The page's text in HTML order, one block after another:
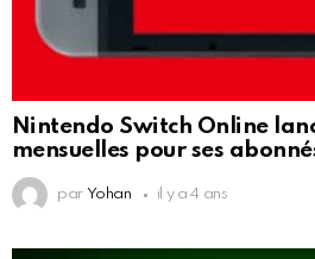
Nintendo Switch Online
mensuelles pour ses
par Yohan il y a 4 ans